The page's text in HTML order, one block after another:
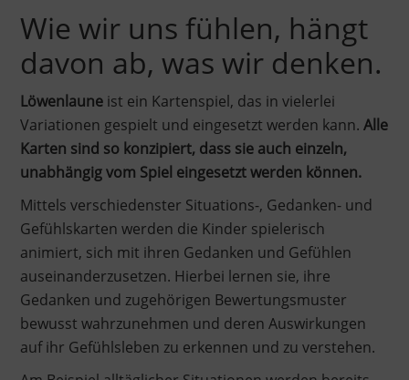
Wie wir uns fühlen, hängt
davon ab, was wir denken.
Löwenlaune ist ein Kartenspiel, das in vielerlei
Variationen gespielt und eingesetzt werden kann.Alle
Karten sind so konzipiert, dass sie auch einzeln,
unabhängig vom Spiel eingesetzt werden können.
Mittels verschiedenster Situations-, Gedanken- und
Gefühlskarten werden die Kinder spielerisch
animiert, sich mit ihren Gedanken und Gefühlen
auseinanderzusetzen. Hierbei lernen sie, ihre
Gedanken und zugehörigen Bewertungsmuster
bewusst wahrzunehmen und deren Auswirkungen
auf ihr Gefühlsleben zu erkennen und zu verstehen.